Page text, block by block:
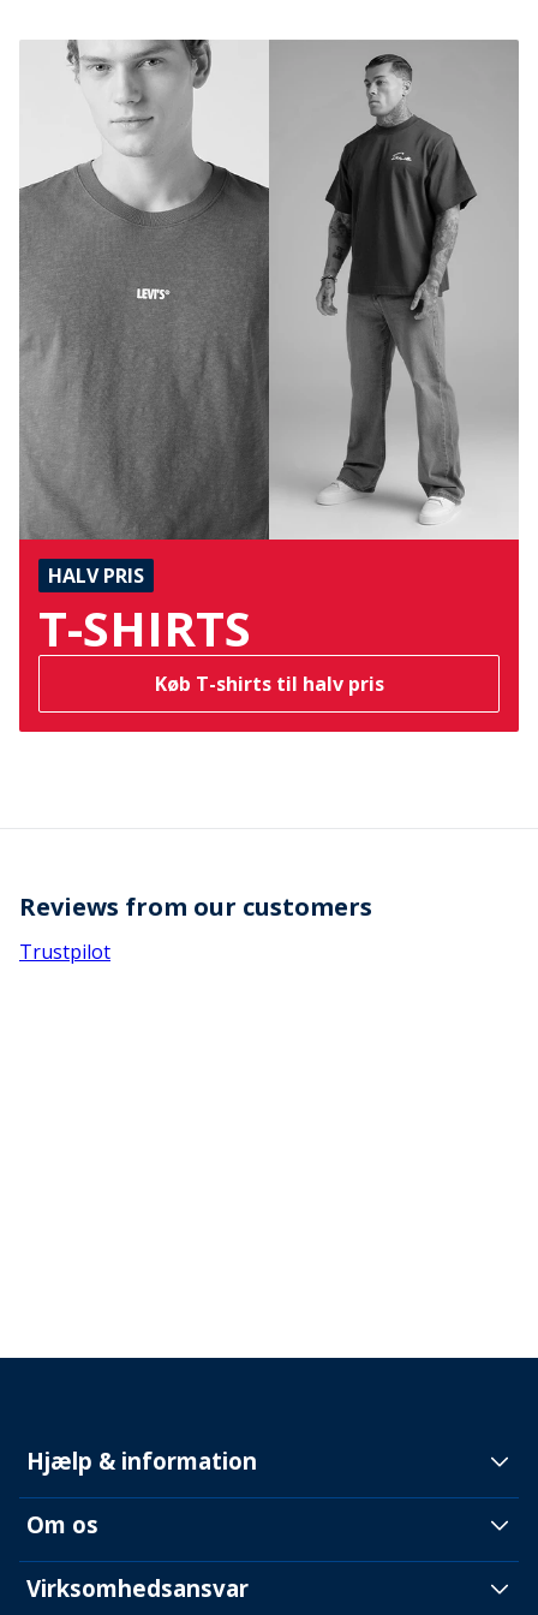
HALV PRIS
T-SHIRTS
Køb T-shirts til halv pris
Reviews from our customers
Trustpilot
Hjælp & information
Om os
Virksomhedsansvar